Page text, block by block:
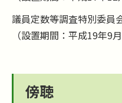
議員定数等調査特別委員
（設置期間：平成19年9
傍聴